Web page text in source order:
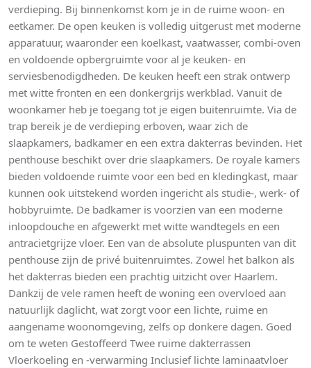
verdieping. Bij binnenkomst kom je in de ruime woon- en
eetkamer. De open keuken is volledig uitgerust met moderne
apparatuur, waaronder een koelkast, vaatwasser, combi-oven
en voldoende opbergruimte voor al je keuken- en
serviesbenodigdheden. De keuken heeft een strak ontwerp
met witte fronten en een donkergrijs werkblad. Vanuit de
woonkamer heb je toegang tot je eigen buitenruimte. Via de
trap bereik je de verdieping erboven, waar zich de
slaapkamers, badkamer en een extra dakterras bevinden. Het
penthouse beschikt over drie slaapkamers. De royale kamers
bieden voldoende ruimte voor een bed en kledingkast, maar
kunnen ook uitstekend worden ingericht als studie-, werk- of
hobbyruimte. De badkamer is voorzien van een moderne
inloopdouche en afgewerkt met witte wandtegels en een
antracietgrijze vloer. Een van de absolute pluspunten van dit
penthouse zijn de privé buitenruimtes. Zowel het balkon als
het dakterras bieden een prachtig uitzicht over Haarlem.
Dankzij de vele ramen heeft de woning een overvloed aan
natuurlijk daglicht, wat zorgt voor een lichte, ruime en
aangename woonomgeving, zelfs op donkere dagen. Goed
om te weten Gestoffeerd Twee ruime dakterrassen
Vloerkoeling en -verwarming Inclusief lichte laminaatvloer